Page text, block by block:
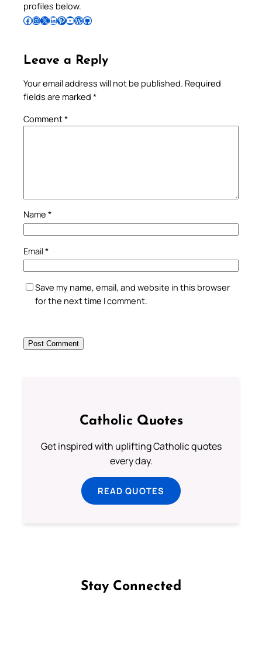
profiles below.
Follow Pradeep on Facebook Follow Pradeep on InstagramFollow Pradeep on X Follow Pradeep on LinkedIn Follow Pradeep on Pinterest Subscribe to Pradeep’s Youtube Channel Follow Pradeep on WordPress Follow Pradeep on GitHub
Leave a Reply
Your email address will not be published. Required
fields are marked *
Comment*
Name *
Email*
Save my name, email, and website in this browser
for the next time I comment.
Catholic Quotes
Get inspired with uplifting Catholic quotes
every day.
READ QUOTES
Stay Connected